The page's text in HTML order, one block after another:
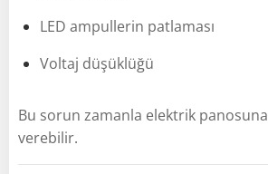
LED ampullerin patlaması
Voltaj düşüklüğü
Bu sorun zamanla elektrik
verebilir.